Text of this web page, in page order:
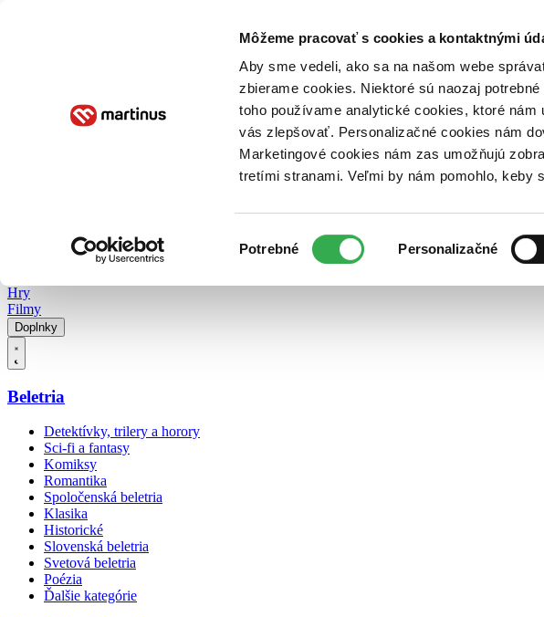
Môžeme pracovať s cookies a kontaktnými
Aby sme vedeli, ako sa na našom webe
zbierame cookies. Niektoré sú naozaj
toho používame analytické cookies, ktoré
vás zlepšovať. Personalizačné cookies nám
Marketingové cookies nám zas umožňujú
tretími stranami. Veľmi by nám pomohlo, keby
súhlasu
Potrebné Personalizačné
Poukážky Kontakt
Hry
Filmy
Doplnky
Beletria
Detektívky, trilery a horory
Sci-fi a fantasy
Komiksy
Romantika
Spoločenská beletria
Klasika
Historické
Slovenská beletria
Svetová beletria
Poézia
Ďalšie kategórie